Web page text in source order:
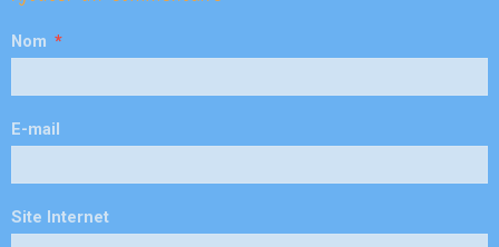
Nom
E-mail
Site Internet